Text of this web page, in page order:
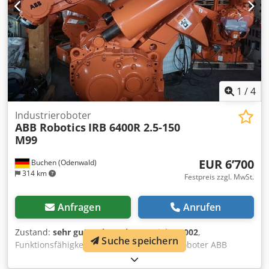
1 /4
Buchen (Odenwald)
314 km
Industrieroboter
ABB Robotics IRB 6400R 2.5-150
M99
EUR 6’700
Festpreis zzgl. MwSt.
Anfragen Anrufen
Zustand: sehr gut (gebraucht), Baujahr:2002,
Funktionsfähigkeit:voll funktionsfähig , Roboter ABB
Robotics IRB 6400R 2.5-150 M99 komplett ,Profibus
Suche speichern